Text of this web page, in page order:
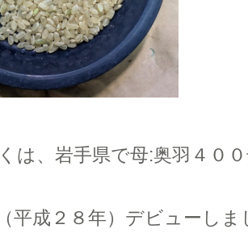
は、岩手県で母:奥羽４０
平成２８年）デビューしま